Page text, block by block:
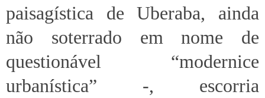
paisagística de Uberaba, ainda
não soterrado em nome de
questionável “modernice
urbanística” -, escorria